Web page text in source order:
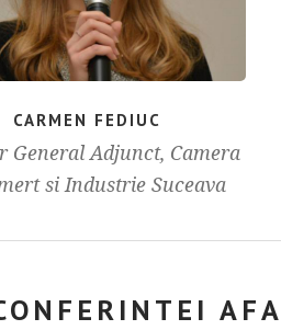
CARMEN FEDIUC
General Adjunct, Camera
si Industrie Suceava